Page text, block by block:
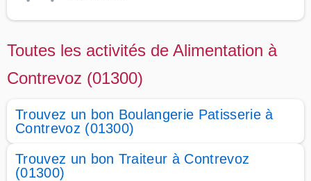
Toutes les activités de Alimentation à
Contrevoz (01300)
Trouvez un bon Boulangerie Patisserie à
Contrevoz (01300)
Trouvez un bon Traiteur à Contrevoz
(01300)